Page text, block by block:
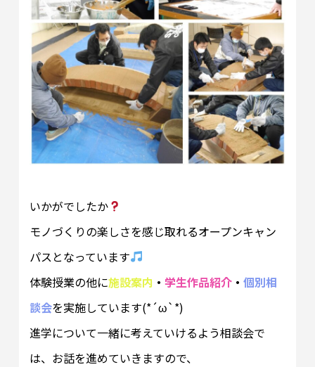
いかがでしたか
モノづくりの楽しさを感じ取れるオープンキャン
パスとなっています
体験授業の他に施設案内 ・ 学生作品紹介・ 個別相
談会を実施しています(*´ω`*)
進学について一緒に考えていけるよう相談会で
は、お話を進めていきますので、